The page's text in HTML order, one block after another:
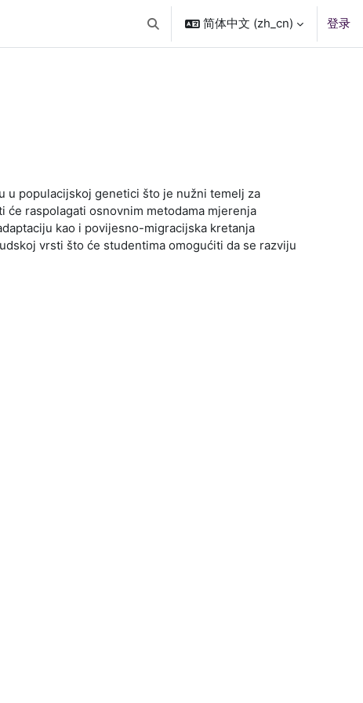
切换搜索输入简体中文 ‎(zh_cn)‎ 登录
u populacijskoj genetici što je nužni temelj za
raspolagati osnovnim metodama mjerenja
kao i povijesno-migracijska kretanja
vrsti što će studentima omogućiti da se razviju